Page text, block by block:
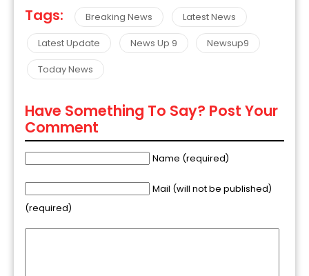
Tags: Breaking News
Latest News
Latest Update
News Up 9
Newsup9
Today News
Have Something To Say? Post Your
Comment
Name (required)
Mail (will not be published)
(required)